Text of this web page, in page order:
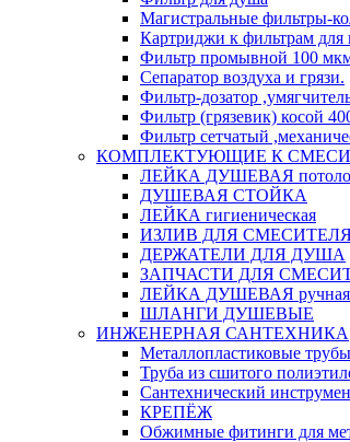
Магистральные фильтры-
Картриджи к фильтрам для
Фильтр промывной 100
Сепаратор воздуха и грязи.
Фильтр-дозатор
Фильтр (грязевик) косой
Фильтр сетчатый
КОМПЛЕКТУЮЩИЕ К
ЛЕЙКА ДУШЕВАЯ
ДУШЕВАЯ СТОЙКА
ЛЕЙКА гигиеническая
ИЗЛИВ ДЛЯ
ДЕРЖАТЕЛИ ДЛЯ ДУША
ЗАПЧАСТИ ДЛЯ
ЛЕЙКА ДУШЕВАЯ ручная
ШЛАНГИ ДУШЕВЫЕ
ИНЖЕНЕРНАЯ САНТЕХНИКА
Металлопластиковые трубы
Труба из сшитого
Сантехнический
КРЕПЁЖ
Обжимные фитинги для